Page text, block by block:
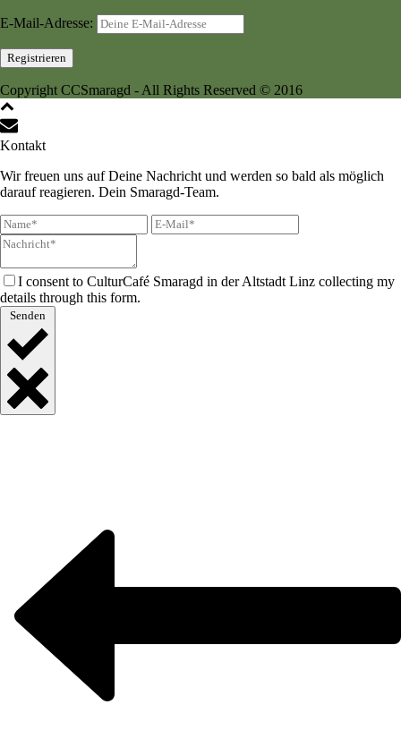
E-Mail-Adresse:
Copyright CCSmaragd - All Rights Reserved © 2016
Kontakt
Wir freuen uns auf Deine Nachricht und werden so bald als möglich
darauf reagieren. Dein Smaragd-Team.
I consent to CulturCafé Smaragd in der Altstadt Linz collecting my
details through this form.
Senden